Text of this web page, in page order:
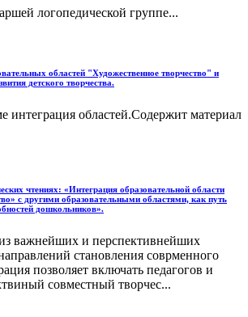
логопедической группе...
областей "Художественное творчество" и
детского творчества.
интеграция областей.Содержит материал
чтениях: «Интеграция образовательной области
с другими образовательными областями, как путь
дошкольников».
важнейших и перспективнейших
становления соврменного
позволяет включать педагогов и
совместный творчес...